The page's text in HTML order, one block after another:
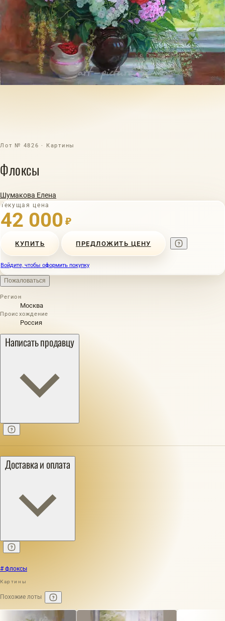
Лот № 4826 · Картины
Флоксы
Шумакова Елена
Текущая цена
42 000 ₽
КУПИТЬ ПРЕДЛОЖИТЬ ЦЕНУ
Войдите, чтобы оформить покупку
Пожаловаться
Регион
Москва
Происхождение
Россия
Написать продавцу
Доставка и оплата
# флоксы
Картины
Похожие лоты